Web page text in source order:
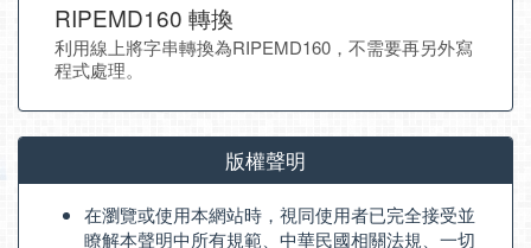
RIPEMD160 轉換
利用線上將字串轉換為RIPEMD160，不需要再另外寫
程式處理。
版權聲明
在瀏覽或使用本網站時，視同使用者已完全接受並
瞭解本聲明中所有規範、中華民國相關法規、一切